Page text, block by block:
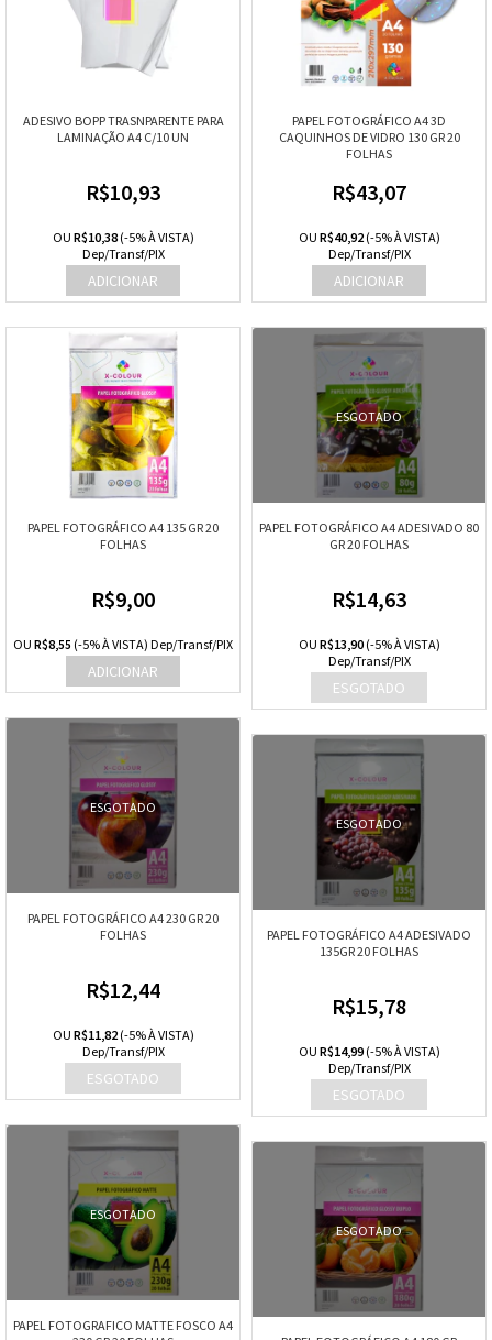
ADESIVO BOPP TRASNPARENTE PARA
LAMINAÇÃO A4 C/10 UN
R$10,93
OU R$10,38(-5% À VISTA)
Dep/Transf/PIX
PAPEL FOTOGRÁFICO A4 3D
CAQUINHOS DE VIDRO 130 GR 20
FOLHAS
R$43,07
OU R$40,92(-5% À VISTA)
Dep/Transf/PIX
PAPEL FOTOGRÁFICO A4 135 GR 20
FOLHAS
R$9,00
OU R$8,55 (-5% À VISTA) Dep/Transf/PIX
ESGOTADO
PAPEL FOTOGRÁFICO A4 ADESIVADO 80
GR 20 FOLHAS
R$14,63
OU R$13,90(-5% À VISTA)
Dep/Transf/PIX
ESGOTADO
PAPEL FOTOGRÁFICO A4 230 GR 20
FOLHAS
R$12,44
OU R$11,82(-5% À VISTA)
Dep/Transf/PIX
ESGOTADO
PAPEL FOTOGRÁFICO A4 ADESIVADO
135GR 20 FOLHAS
R$15,78
OU R$14,99(-5% À VISTA)
Dep/Transf/PIX
ESGOTADO
PAPEL FOTOGRAFICO MATTE FOSCO A4
ESGOTADO